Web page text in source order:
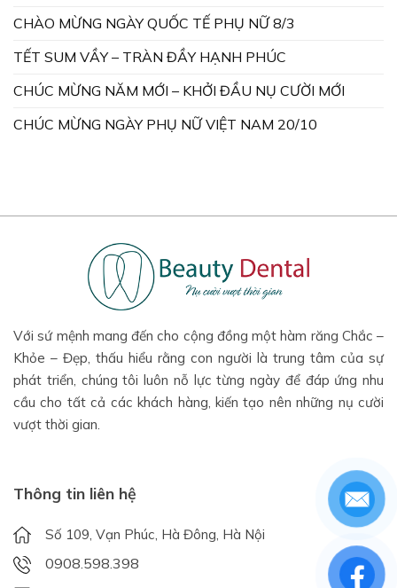
CHÀO MỪNG NGÀY QUỐC TẾ PHỤ NỮ 8/3
TẾT SUM VẦY – TRÀN ĐẦY HẠNH PHÚC
CHÚC MỪNG NĂM MỚI – KHỞI ĐẦU NỤ CƯỜI MỚI
CHÚC MỪNG NGÀY PHỤ NỮ VIỆT NAM 20/10
Với sứ mệnh mang đến cho cộng đồng một hàm răng Chắc –
Khỏe – Đẹp, thấu hiểu rằng con người là trung tâm của sự
phát triển, chúng tôi luôn nỗ lực từng ngày để đáp ứng nhu
cầu cho tất cả các khách hàng, kiến tạo nên những nụ cười
vượt thời gian.
Thông tin liên hệ
Số 109, Vạn Phúc, Hà Đông, Hà Nội
0908.598.398